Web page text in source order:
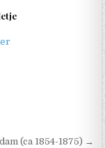
(ca 1854-1875) →